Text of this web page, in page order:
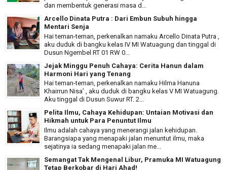
dan membentuk generasi masa d...
Arcello Dinata Putra : Dari Embun Subuh hingga
Mentari Senja
Hai teman-teman, perkenalkan namaku Arcello Dinata Putra ,
aku duduk di bangku kelas IV MI Watuagung dan tinggal di
Dusun Ngembel RT 01 RW 0...
Jejak Minggu Penuh Cahaya: Cerita Hanun dalam
Harmoni Hari yang Tenang
Hai teman-teman, perkenalkan namaku Hilma Hanuna
Khairrun Nisa’ , aku duduk di bangku kelas V MI Watuagung.
Aku tinggal di Dusun Suwur RT. 2...
Pelita Ilmu, Cahaya Kehidupan: Untaian Motivasi dan
Hikmah untuk Para Penuntut Ilmu
Ilmu adalah cahaya yang menerangi jalan kehidupan.
Barangsiapa yang menapaki jalan menuntut ilmu, maka
sejatinya ia sedang menapaki jalan me...
Semangat Tak Mengenal Libur, Pramuka MI Watuagung
Tetap Berkobar di Hari Ahad!